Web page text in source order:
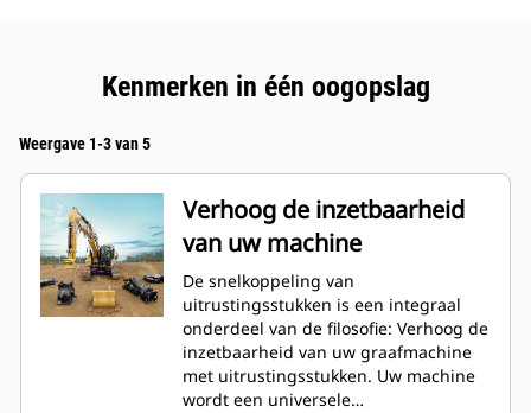
Kenmerken in één oogopslag
Weergave 1-3 van 5
Verhoog de inzetbaarheid
van uw machine
De snelkoppeling van
uitrustingsstukken is een integraal
onderdeel van de filosofie: Verhoog de
inzetbaarheid van uw graafmachine
met uitrustingsstukken. Uw machine
wordt een universele